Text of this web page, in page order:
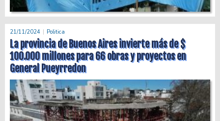
21/11/2024 Politica
La provincia de Buenos Aires invierte más de $
100.000 millones para 66 obras y proyectos en
General Pueyrredon